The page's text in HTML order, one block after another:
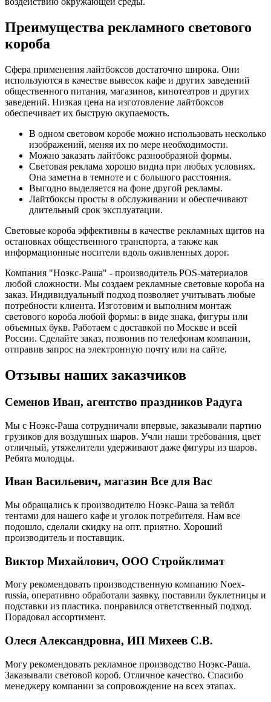
Преимущества рекламного светового
короба
Сфера применения лайтбоксов достаточно широка. Они
используются в качестве вывесок кафе и других заведений
общественного питания, магазинов, кинотеатров и других
заведений. Низкая цена на изготовление лайтбоксов
обеспечивает их быструю окупаемость.
В одном световом коробе можно использовать несколько
изображений, меняя их по мере необходимости.
Можно заказать лайтбокс разнообразной формы.
Световая реклама хорошо видна при любых условиях.
Она заметна в темноте и с большого расстояния.
Выгодно выделяется на фоне другой рекламы.
Лайтбоксы просты в обслуживании и обеспечивают
длительный срок эксплуатации.
Световые короба эффективны в качестве рекламных щитов на
остановках общественного транспорта, а также как
информационные носители вдоль оживленных дорог.
Компания "Ноэкс-Раша" - производитель POS-материалов
любой сложности. Мы создаем рекламные световые короба на
заказ. Индивидуальный подход позволяет учитывать любые
потребности клиента. Изготовим и выполним монтаж
светового короба любой формы: в виде знака, фигуры или
объемных букв. Работаем с доставкой по Москве и всей
России. Сделайте заказ, позвонив по телефонам компании,
отправив запрос на электронную почту или на сайте.
Отзывы наших заказчиков
Семенов Иван, агентство праздников Радуга
Мы с Ноэкс-Раша сотрудничали впервые, заказывали партию
грузиков для воздушных шаров. Учли наши требования, цвет
отличный, утяжелители удерживают даже фигуры из шаров.
Ребята молодцы.
Иван Васильевич, магазин Все для Вас
Мы обращались к производителю Ноэкс-Раша за тейбл
тентами для нашего кафе и уголок потребителя. Нам все
подошло, сделали скидку на опт. приятно. Хороший
производитель и поставщик.
Виктор Михайлович, ООО Стройклимат
Могу рекомендовать производственную компанию Noex-
russia, оперативно обработали заявку, поставили буклетницы и
подставки из пластика. понравился ответственный подход.
Порадовал ассортимент.
Олеся Александровна, ИП Михеев С.В.
Могу рекомендовать рекламное производство Ноэкс-Раша.
Заказывали световой короб. Отличное качество. Спасибо
менеджеру компании за сопровождение на всех этапах.